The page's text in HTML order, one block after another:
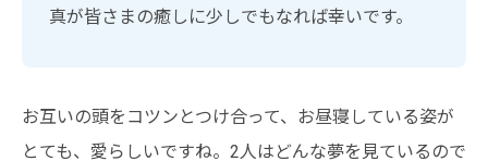
真が皆さまの癒しに少しでもなれば幸いです。
お互いの頭をコツンとつけ合って、お昼寝している姿が
とても、愛らしいですね。2人はどんな夢を見ているので